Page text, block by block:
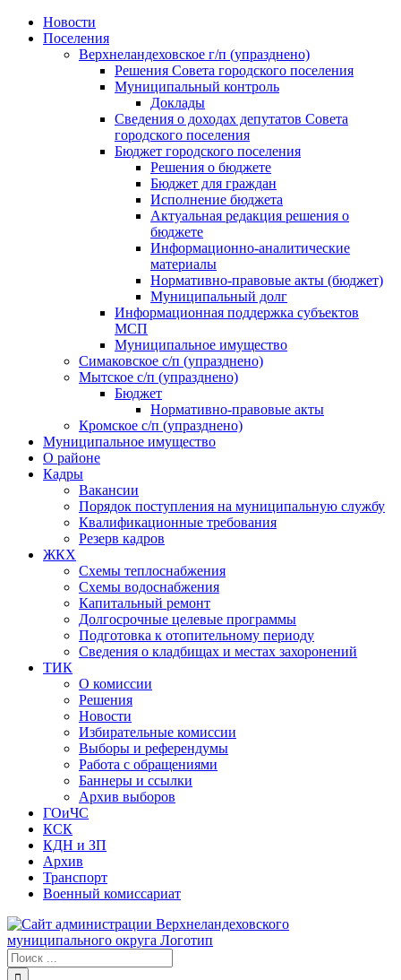
Skip
Новости
Поселения
Верхнеландеховское г/п (упразднено)
Решения Совета городского поселения
Муниципальный контроль
Доклады
Сведения о доходах депутатов Совета
городского поселения
Бюджет городского поселения
Решения о бюджете
Бюджет для граждан
Исполнение бюджета
Актуальная редакция решения о
бюджете
Информационно-аналитические
материалы
Нормативно-правовые акты (бюджет)
Муниципальный долг
Информационная поддержка субъектов
МСП
Муниципальное имущество
Симаковское с/п (упразднено)
Мытское с/п (упразднено)
Бюджет
Нормативно-правовые акты
Кромское с/п (упразднено)
Муниципальное имущество
О районе
Кадры
Вакансии
Порядок поступления на муниципальную службу
Квалификационные требования
Резерв кадров
ЖКХ
Схемы теплоснабжения
Схемы водоснабжения
Капитальный ремонт
Долгосрочные целевые программы
Подготовка к отопительному периоду
Сведения о кладбищах и местах захоронений
ТИК
О комиссии
Решения
Новости
Избирательные комиссии
Выборы и референдумы
Работа с обращениями
Баннеры и ссылки
Архив выборов
ГОиЧС
КСК
КДН и ЗП
Архив
Транспорт
Военный комиссариат
Результат
поиска: